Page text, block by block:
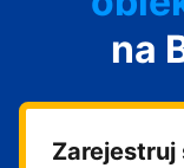
na
Zarejestruj